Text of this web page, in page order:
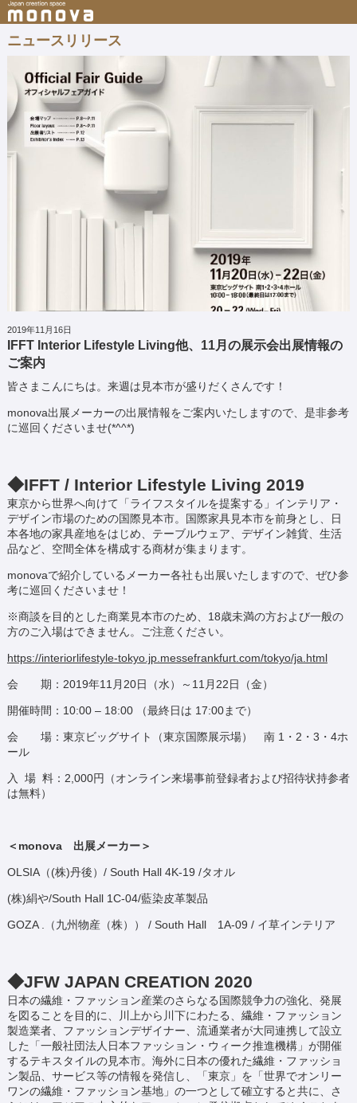
ニュースリリース
2019年11月16日
IFFT Interior Lifestyle Living他、11月の展示会出展情報の
ご案内
皆さまこんにちは。来週は見本市が盛りだくさんです！
monova出展メーカーの出展情報をご案内いたしますので、是非参考
に巡回くださいませ(*^^*)
◆IFFT / Interior Lifestyle Living 2019
東京から世界へ向けて「ライフスタイルを提案する」インテリア・
デザイン市場のための国際見本市。国際家具見本市を前身とし、日
本各地の家具産地をはじめ、テーブルウェア、デザイン雑貨、生活
品など、空間全体を構成する商材が集まります。
monovaで紹介しているメーカー各社も出展いたしますので、ぜひ参
考に巡回くださいませ！
※商談を目的とした商業見本市のため、18歳未満の方および一般の
方のご入場はできません。ご注意ください。
https://interiorlifestyle-tokyo.jp.messefrankfurt.com/tokyo/ja.html
会 期：2019年11月20日（水）～11月22日（金）
開催時間：10:00 – 18:00 （最終日は 17:00まで）
会 場：東京ビッグサイト（東京国際展示場） 南 1・2・3・4ホ
ール
入 場 料：2,000円（オンライン来場事前登録者および招待状持参者
は無料）
＜monova 出展メーカー＞
OLSIA（(株)丹後）/ South Hall 4K-19 /タオル
(株)絹や/South Hall 1C-04/藍染皮革製品
GOZA .（九州物産（株）） / South Hall 1A-09 / イ草インテリア
◆JFW JAPAN CREATION 2020
日本の繊維・ファッション産業のさらなる国際競争力の強化、発展
を図ることを目的に、川上から川下にわたる、繊維・ファッション
製造業者、ファッションデザイナー、流通業者が大同連携して設立
した「一般社団法人日本ファッション・ウィーク推進機構」が開催
するテキスタイルの見本市。海外に日本の優れた繊維・ファッショ
ン製品、サービス等の情報を発信し、「東京」を「世界でオンリー
ワンの繊維・ファッション基地」の一つとして確立すると共に、さ